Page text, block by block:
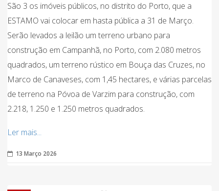
São 3 os imóveis públicos, no distrito do Porto, que a
ESTAMO vai colocar em hasta pública a 31 de Março.
Serão levados a leilão um terreno urbano para
construção em Campanhã, no Porto, com 2.080 metros
quadrados, um terreno rústico em Bouça das Cruzes, no
Marco de Canaveses, com 1,45 hectares, e várias parcelas
de terreno na Póvoa de Varzim para construção, com
2.218, 1.250 e 1.250 metros quadrados.
Ler mais...
13 Março 2026